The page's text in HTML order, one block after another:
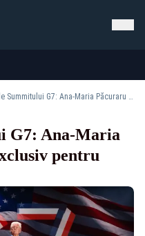
În culisele Summitului G7: Ana-Maria Păcuraru transmite exclusiv pentru REALITATEA PLUS
G7: Ana-Maria
pentru